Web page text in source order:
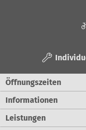
Öffnungszeiten
Informationen
Leistungen